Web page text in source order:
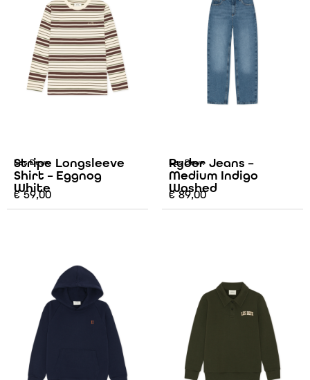
Les Deux
Stripe Longsleeve
Shirt – Eggnog
White
€59,00
Les Deux
Ryder Jeans –
Medium Indigo
Washed
€89,00